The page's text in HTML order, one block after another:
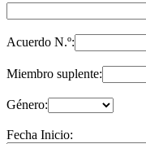
Acuerdo N.º:
Miembro suplente:
Género:
Fecha Inicio: